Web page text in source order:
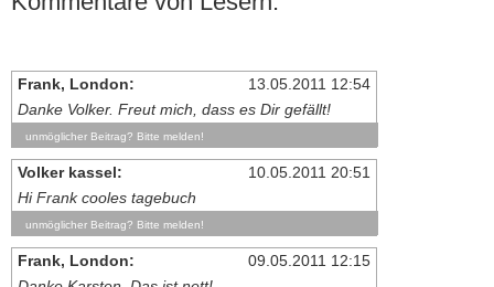
Frank, London:
13.05.2011 12:54
Danke Volker. Freut mich, dass es Dir gefällt!
unmöglicher Beitrag? Bitte melden!
Volker kassel:
10.05.2011 20:51
Hi Frank cooles tagebuch
unmöglicher Beitrag? Bitte melden!
Frank, London:
09.05.2011 12:15